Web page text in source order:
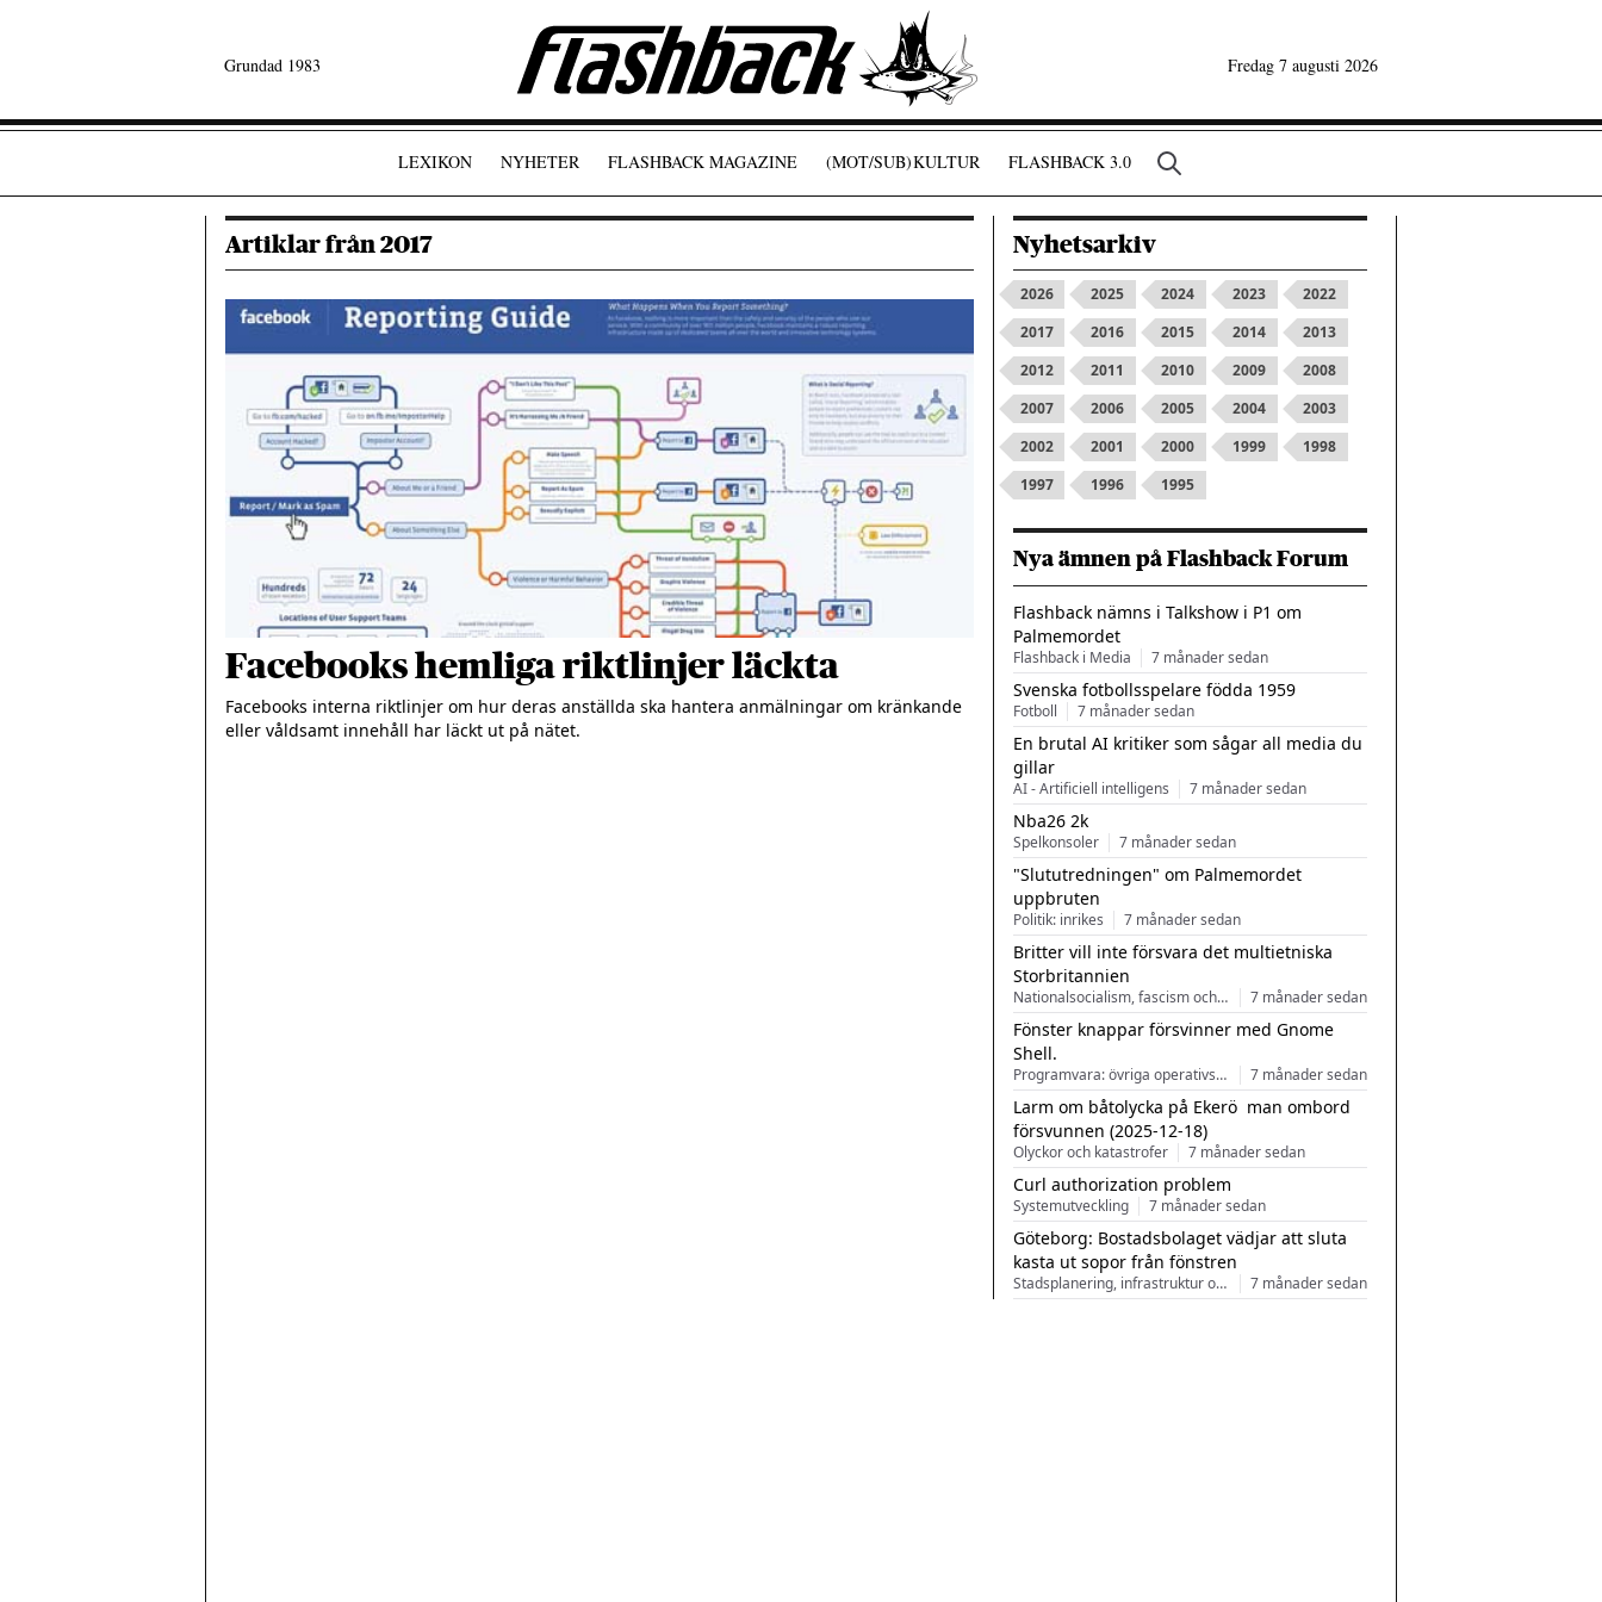
Grundad 1983 Fredag 7 augusti 2026
LEXIKON NYHETER FLASHBACK MAGAZINE (MOT/SUB)KULTUR FLASHBACK 3.0
Artiklar från 2017
Facebooks hemliga riktlinjer läckta
Facebooks interna riktlinjer om hur deras anställda ska hantera anmälningar om kränkande
Nyhetsarkiv
2026 2025 2024 2023
2022
2017
2016 2015 2014
2013
2012
2011 2010 2009
2008
2007
2006 2005 2004
2003
2002
2001 2000 1999
1998
1997
1996 1995
Nya ämnen på Flashback Forum
Flashback nämns i Talkshow i P1 om
Palmemordet
Flashback i Media 7 månader sedan
Svenska fotbollsspelare födda 1959
Fotboll 7 månader sedan
En brutal AI kritiker som sågar all media du
gillar
AI - Artificiell intelligens 7 månader sedan
Nba26 2k
Spelkonsoler 7 månader sedan
"Slututredningen" om Palmemordet
uppbruten
Politik: inrikes 7 månader sedan
Britter vill inte försvara det multietniska
Storbritannien
Nationalsocialism, fascism och nationalism 7 månader sedan
Fönster knappar försvinner med Gnome
Shell.
Programvara: övriga operativsystem 7 månader sedan
Larm om båtolycka på Ekerö  man ombord
försvunnen (2025-12-18)
Olyckor och katastrofer 7 månader sedan
Curl authorization problem
Systemutveckling 7 månader sedan
Göteborg: Bostadsbolaget vädjar att sluta
kasta ut sopor från fönstren
Stadsplanering, infrastruktur och arkitektur 7 månader sedan